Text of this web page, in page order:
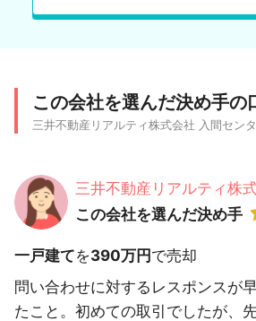
この会社を選んだ決め手の
三井不動産リアルティ株式会社 入間セン
三井不動産リアルティ株
この会社を選んだ決め手
一戸建てを390万円で売却
問い合わせに対するレスポンスが
たこと。初めての取引でしたが、